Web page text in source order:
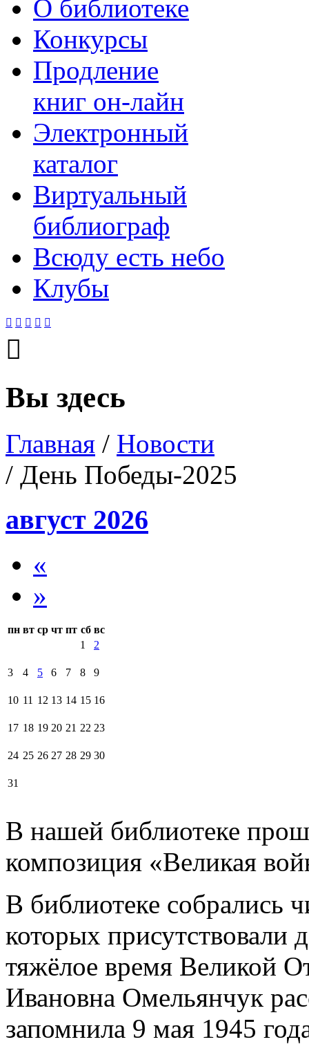
О библиотеке
Конкурсы
Продление
книг он-лайн
Электронный
каталог
Виртуальный
библиограф
Всюду есть небо
Клубы
    

Вы здесь
Главная / Новости
/ День Победы-2025
август 2026
«
»
пн вт ср чт пт сб вс
1
2
3 4 5 6 7 8 9
10 11 12 13 14 15 16
17 18 19 20 21 22 23
24 25 26 27 28 29 30
31
В нашей библиотеке
композиция «Великая
В библиотеке собрались
которых присутствовали
тяжёлое время Великой
Ивановна Омельянчук
запомнила 9 мая 1945